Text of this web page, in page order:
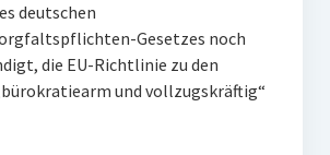
deutschen
Gesetzes noch
die EU-Richtlinie zu den
und vollzugskräftig“